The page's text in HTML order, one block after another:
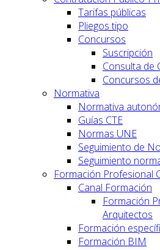
Tarifas públicas
Pliegos tipo
Concursos
Suscripción
Consulta de
Concursos
Normativa
Normativa
Guías CTE
Normas UNE
Seguimiento de
Seguimiento
Formación Profesional
Canal Formación
Formación
Arquitectos
Formación
Formación BIM